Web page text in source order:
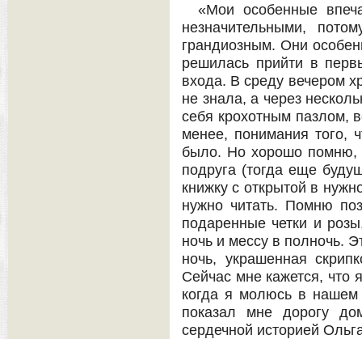
«Мои особенные
незначительными,
грандиозным. Они
решилась прийти в
входа. В среду вечером
не знала, а через
себя крохотным пазлом,
менее, понимания того,
было. Но хорошо помню,
подруга (тогда еще
книжку с открытой в
нужно читать. Помню
подаренные четки и
ночь и мессу в полночь.
ночь, украшенная
Сейчас мне кажется, что
когда я молюсь в нашем
показал мне дорогу
сердечной историей